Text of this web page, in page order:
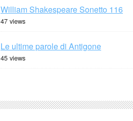
William Shakespeare Sonetto 116
47 views
Le ultime parole di Antigone
45 views